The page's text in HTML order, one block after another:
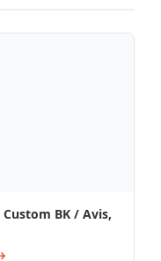
Bare Knuckle BC Brute Force T NE C Test, Avis